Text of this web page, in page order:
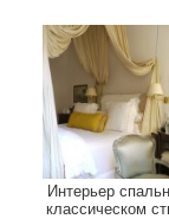
Интерьер
классическом